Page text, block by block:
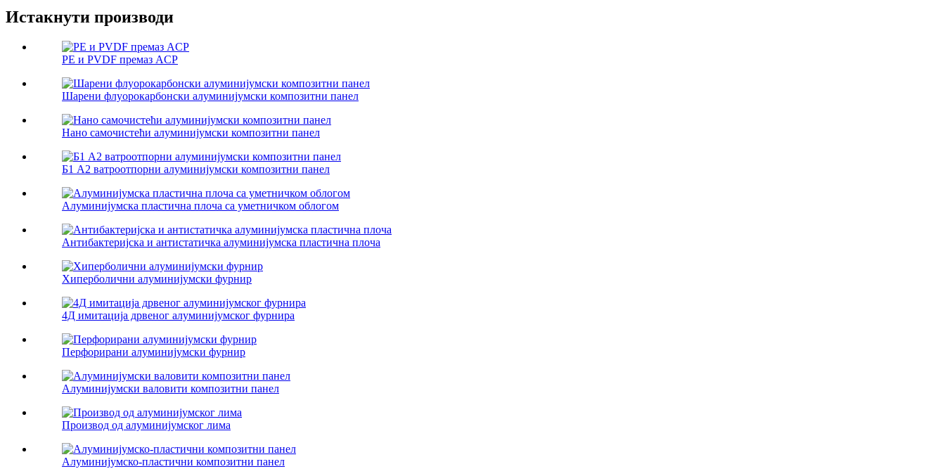
Истакнути производи
PE и PVDF премаз ACP
Шарени флуорокарбонски алуминијумски композитни панел
Нано самочистећи алуминијумски композитни панел
Б1 А2 ватроотпорни алуминијумски композитни панел
Алуминијумска пластична плоча са уметничком облогом
Антибактеријска и антистатичка алуминијумска пластична плоча
Хиперболични алуминијумски фурнир
4Д имитација дрвеног алуминијумског фурнира
Перфорирани алуминијумски фурнир
Алуминијумски валовити композитни панел
Производ од алуминијумског лима
Алуминијумско-пластични композитни панел